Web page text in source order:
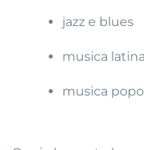
jazz e blues
musica
musica